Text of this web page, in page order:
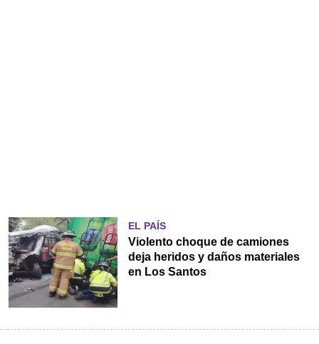
EL PAÍS
Violento choque de camiones
deja heridos y daños materiales
en Los Santos